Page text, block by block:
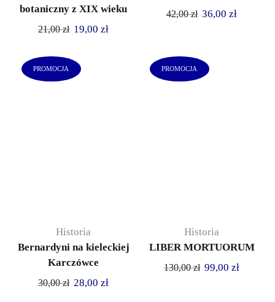
botaniczny z XIX wieku
21,00zł 19,00 zł
42,00zł 36,00 zł
PROMOCJA
Historia
Bernardyni na kieleckiej
Karczówce
30,00zł 28,00 zł
PROMOCJA
Historia
LIBER MORTUORUM
130,00zł 99,00 zł